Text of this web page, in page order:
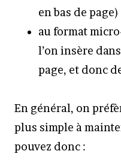
en bas de page)
au format
l’on insère
page, et donc
En général, on
plus simple à
pouvez donc :